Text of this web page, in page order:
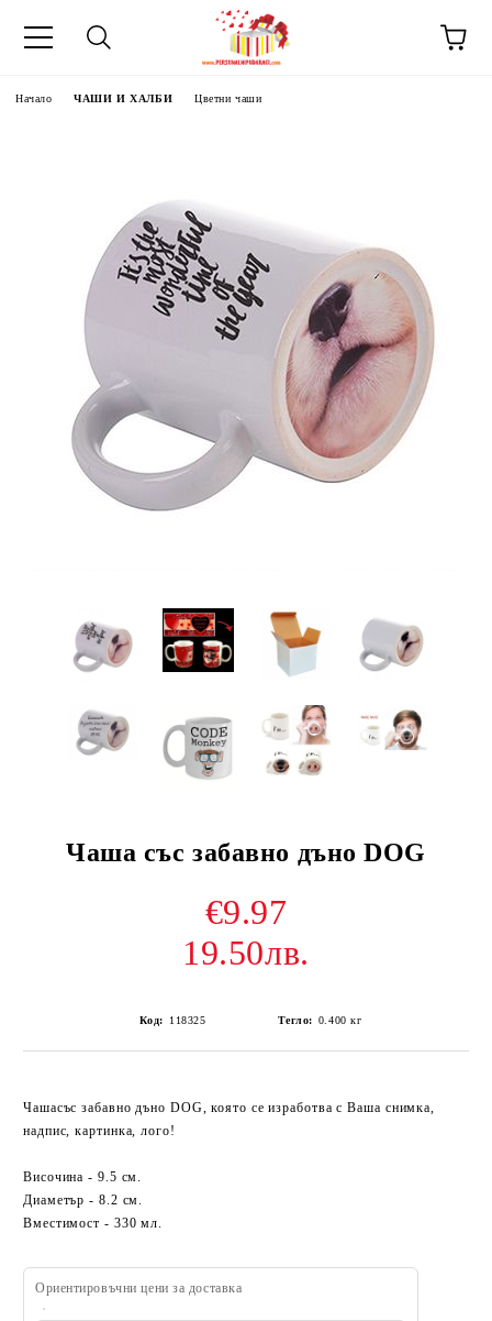
Начало ЧАШИ И ХАЛБИ Цветни чаши
Чаша със забавно дъно DOG
€9.97
19.50лв.
Код: 118325 Тегло: 0.400 кг
Чашасъс забавно дъно DOG, която се изработва с Ваша снимка,
надпис, картинка, лого!
Височина - 9.5 см.
Диаметър - 8.2 см.
Вместимост - 330 мл.
Ориентировъчни цени за доставка